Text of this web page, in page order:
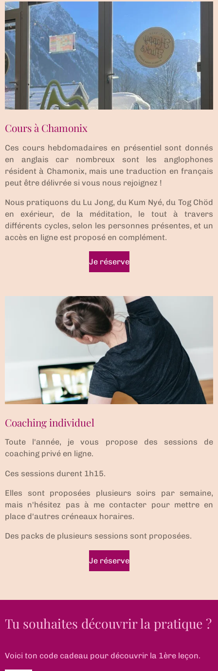
Cours à Chamonix
Ces cours hebdomadaires en présentiel sont donnés
en anglais car nombreux sont les anglophones
résident à Chamonix, mais une traduction en français
peut être délivrée si vous nous rejoignez !
Nous pratiquons du Lu Jong, du Kum Nyé, du Tog Chöd
en exérieur, de la méditation, le tout à travers
différents cycles, selon les personnes présentes, et un
accès en ligne est proposé en complément.
Je réserve
Coaching individuel
Toute l'année, je vous propose des sessions de
coaching privé en ligne.
Ces sessions durent 1h15.
Elles sont proposées plusieurs soirs par semaine,
mais n'hésitez pas à me contacter pour mettre en
place d'autres créneaux horaires.
Des packs de plusieurs sessions sont proposées.
Je réserve
Tu souhaites découvrir la pratique ?
Voici ton code cadeau pour découvrir la 1ère leçon.